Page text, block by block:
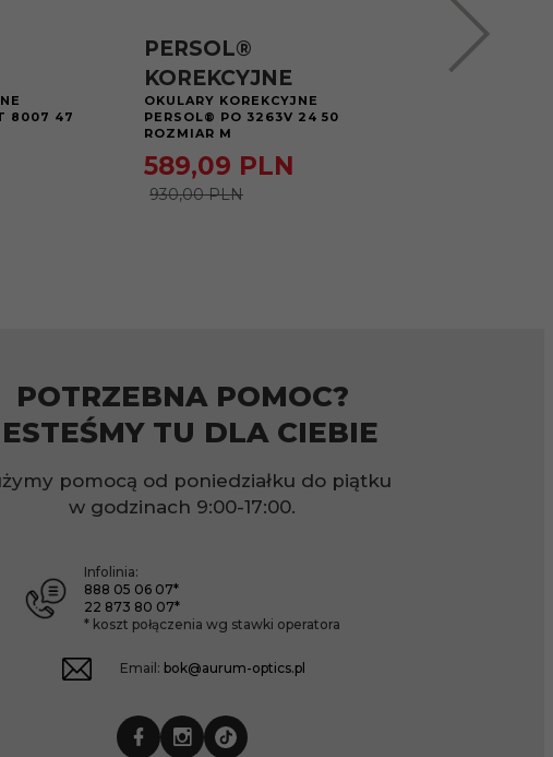
8007 47
PERSOL®
KOREKCYJNE
OKULARY KOREKCYJNE
PERSOL® PO 3263V 24 50
ROZMIAR M
589,09 PLN
930,00 PLN
PERSOL®
POTRZEBNA POMOC?
TU DLA CIEBIE
pomocą od poniedziałku do piątku
w godzinach 9:00-17:00.
Infolinia:
888 05 06 07*
22 873 80 07*
* koszt połączenia wg stawki operatora
Email: bok@aurum-optics.pl